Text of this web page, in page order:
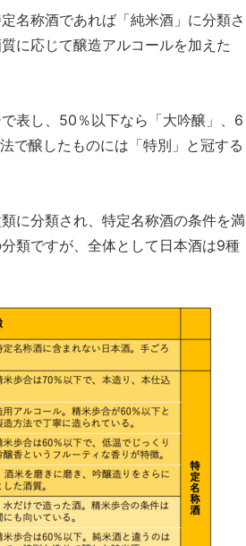
名称酒であれば「純米酒」に分類さ
に応じて醸造アルコールを加えた
表し、50％以下なら「大吟醸」、6
で醸したものには「特別」と冠する
に分類され、特定名称酒の条件を満
類ですが、全体として日本酒は9種